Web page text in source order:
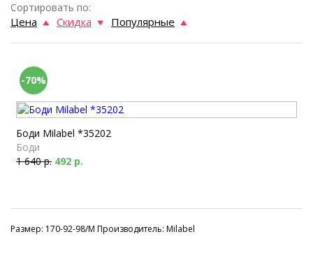
Сортировать по:
Цена Скидка Популярные
-70%
Боди Milabel *35202
Боди
1 640 р. 492 р.
Размер: 170-92-98/M Производитель: Milabel